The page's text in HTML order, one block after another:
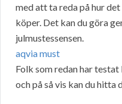
med att ta reda på hur
köper. Det kan du göra
julmustessensen.
aqvia must
Folk som redan har
och på så vis kan du hitta